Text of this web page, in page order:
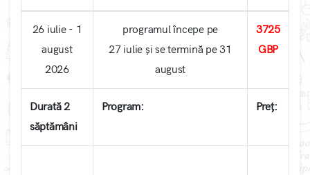
26 iulie - 1
august
2026
programul începe pe
27 iulie și se termină pe 31
august
3725
GBP
Durată 2
săptămâni
Program: Preț: